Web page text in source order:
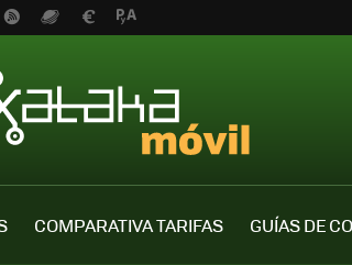
COMPARATIVA TARIFAS
GUÍAS DE